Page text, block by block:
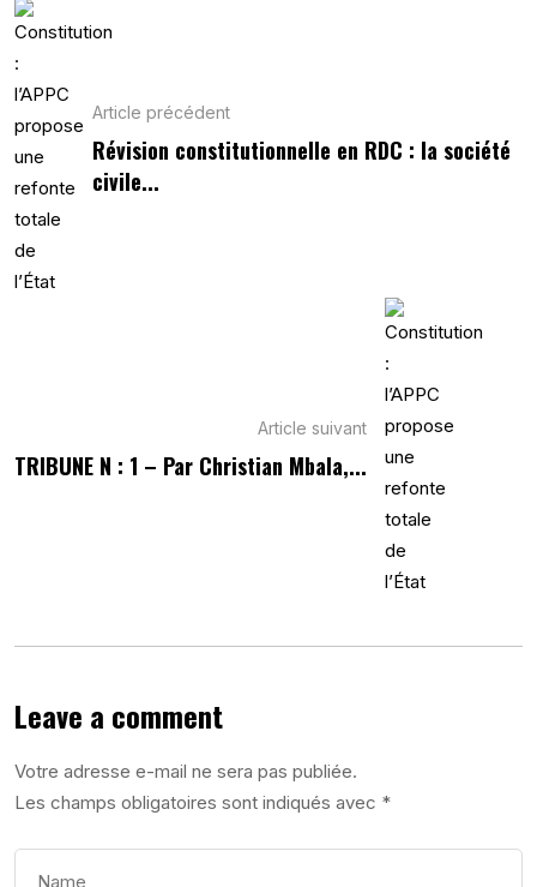
Article précédent
Révision constitutionnelle en RDC : la société
civile...
Article suivant
TRIBUNE N : 1 – Par Christian Mbala,...
Leave a comment
Votre adresse e-mail ne sera pas publiée.
Les champs obligatoires sont indiqués avec *